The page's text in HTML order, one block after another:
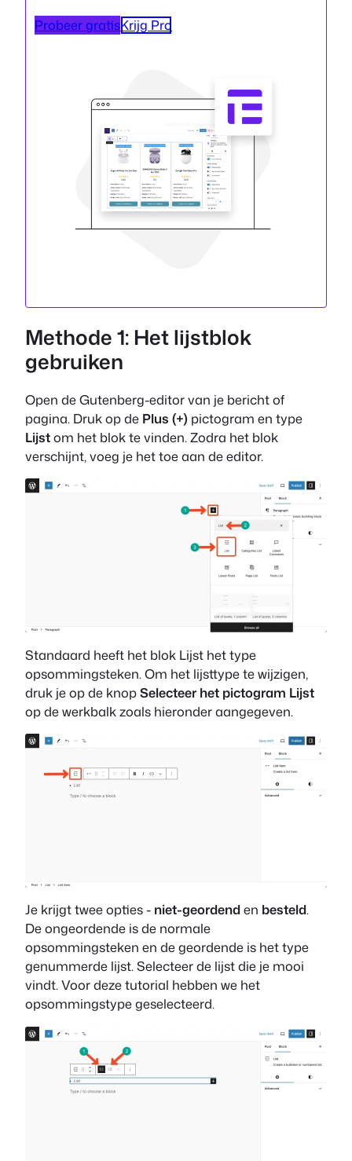
Probeer gratisKrijg Pro
Methode 1: Het lijstblok
gebruiken
Open de Gutenberg-editor van je bericht of
pagina. Druk op de Plus (+) pictogram en type
Lijstom het blok te vinden. Zodra het blok
verschijnt, voeg je het toe aan de editor.
Standaard heeft het blok Lijst het type
opsommingsteken. Om het lijsttype te wijzigen,
druk je op de knopSelecteer het pictogram Lijst
op de werkbalk zoals hieronder aangegeven.
Je krijgt twee opties - niet-geordenden besteld.
De ongeordende is de normale
opsommingsteken en de geordende is het type
genummerde lijst. Selecteer de lijst die je mooi
vindt. Voor deze tutorial hebben we het
opsommingstype geselecteerd.